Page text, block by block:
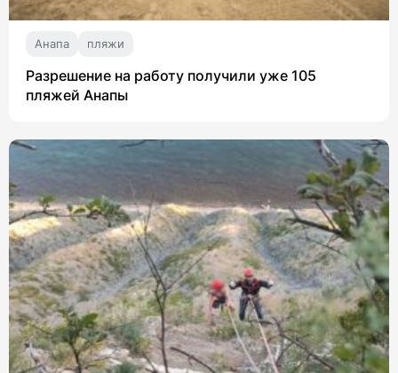
Анапа пляжи
Разрешение на работу получили уже 105
пляжей Анапы